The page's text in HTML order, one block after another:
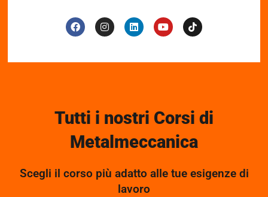
Tutti i nostri Corsi di
Metalmeccanica
Scegli il corso più adatto alle tue esigenze di
lavoro